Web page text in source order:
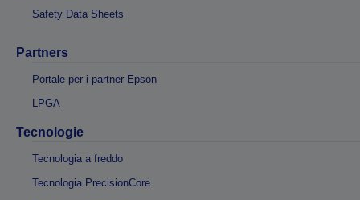
Safety Data Sheets
Partners
Portale per i partner Epson
LPGA
Tecnologie
Tecnologia a freddo
Tecnologia PrecisionCore